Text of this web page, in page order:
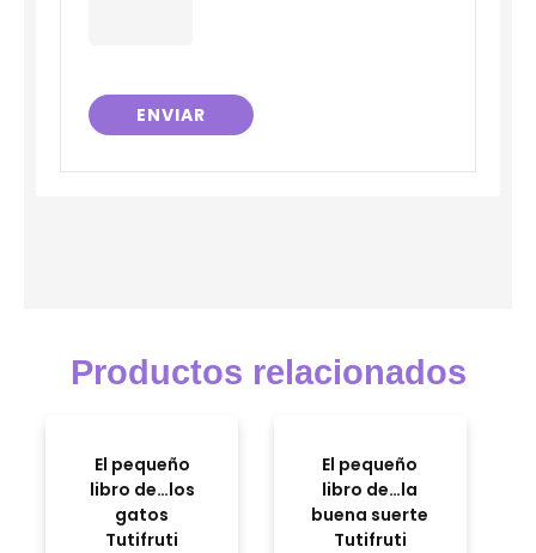
Productos relacionados
El pequeño
libro de…los
gatos
Tutifruti
El pequeño
libro de…la
buena suerte
Tutifruti